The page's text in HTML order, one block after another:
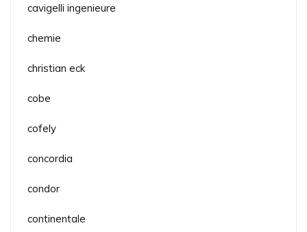
cavigelli ingenieure
chemie
christian eck
cobe
cofely
concordia
condor
continentale